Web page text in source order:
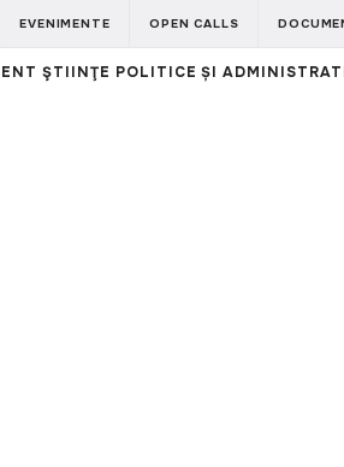
EVENIMENTE OPEN CALLS
ŞTIINŢE POLITICE ȘI